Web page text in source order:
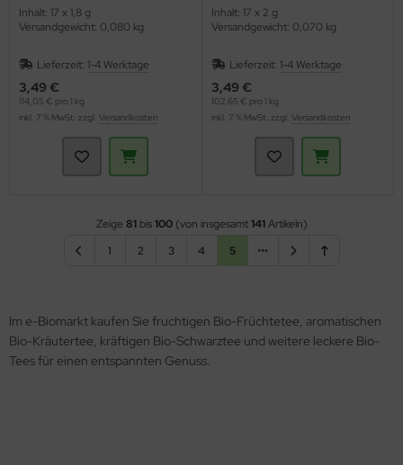
Inhalt: 17 x 1,8 g
Versandgewicht: 0,080 kg
Lieferzeit: 1-4 Werktage
3,49 €
114,05 € pro 1 kg
inkl. 7 % MwSt. zzgl. Versandkosten
Inhalt: 17 x 2 g
Versandgewicht: 0,070 kg
Lieferzeit: 1-4 Werktage
3,49 €
102,65 € pro 1 kg
inkl. 7 % MwSt. zzgl. Versandkosten
Zeige 81bis100(von insgesamt141Artikeln)
1
2 3 4 5
Im e-Biomarkt kaufen Sie fruchtigen Bio-Früchtetee, aromatischen
Bio-Kräutertee, kräftigen Bio-Schwarztee und weitere leckere Bio-
Tees für einen entspannten Genuss.